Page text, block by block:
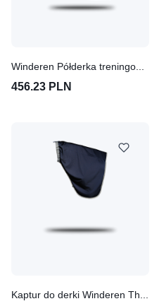
456.23 PLN